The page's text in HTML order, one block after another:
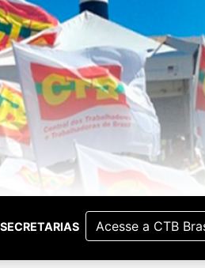
SECRETARIAS Acesse a CTB